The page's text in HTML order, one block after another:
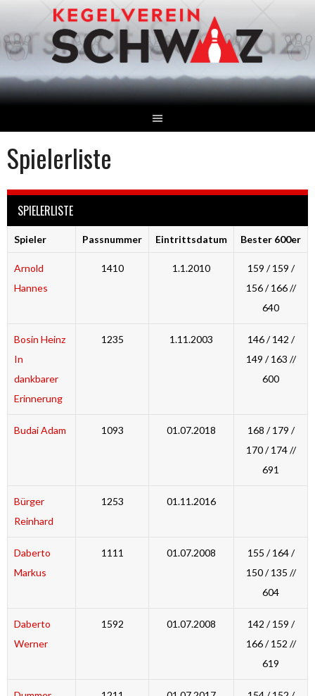
Inhalt
Spielerliste
SPIELERLISTE
Spieler Passnummer Eintrittsdatum Bester 600er
Arnold
Hannes
1410 1.1.2010
159 / 159 /
156 / 166 //
640
Bosin Heinz
In
dankbarer
Erinnerung
1235 1.11.2003
146 / 142 /
149 / 163 //
600
Budai Adam 1093 01.07.2018
168 / 179 /
170 / 174 //
691
Bürger
Reinhard
1253 01.11.2016
Daberto
Markus
1111 01.07.2008
155 / 164 /
150 / 135 //
604
Daberto
Werner
1592 01.07.2008
142 / 159 /
166 / 152 //
619